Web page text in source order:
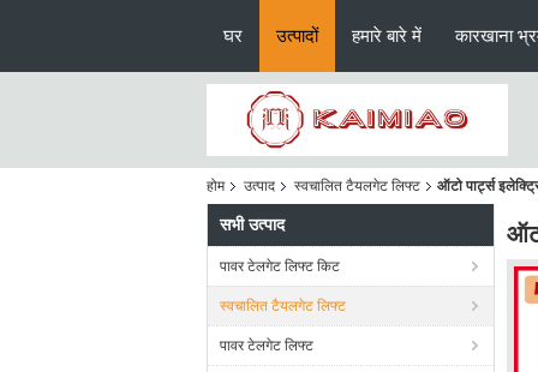
घर उत्पादों हमारे बारे में कारखाना
होम उत्पाद स्वचालित टैयलगेट लिफ्ट ऑटो पार्ट्स
सभी उत्पाद
पावर टेलगेट लिफ्ट किट
स्वचालित टैयलगेट लिफ्ट
पावर टेलगेट लिफ्ट